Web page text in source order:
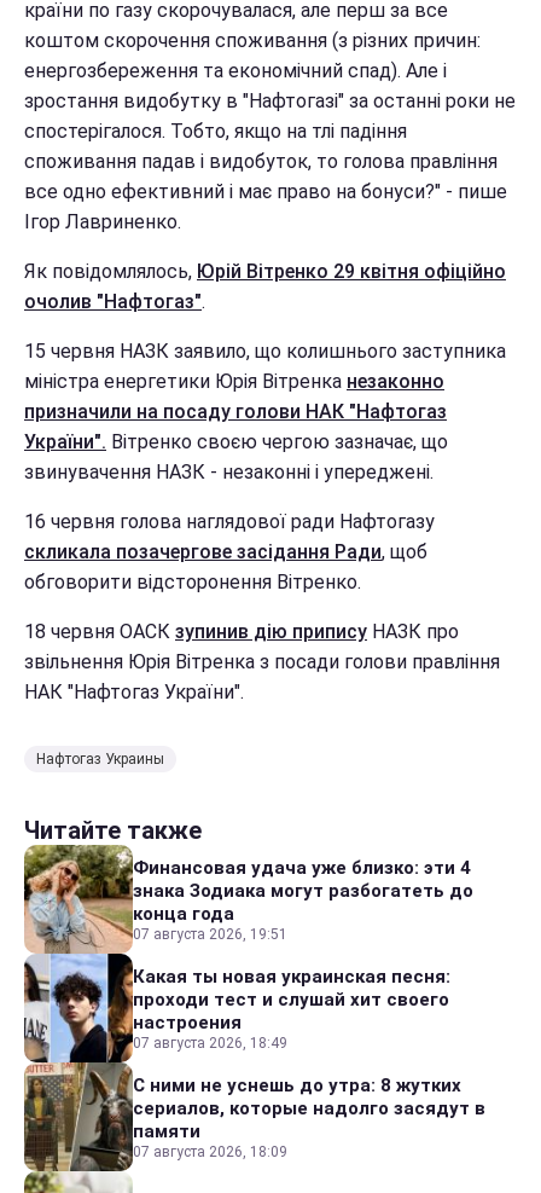
країни по газу скорочувалася, але перш за все
коштом скорочення споживання (з різних причин:
енергозбереження та економічний спад). Але і
зростання видобутку в "Нафтогазі" за останні роки не
спостерігалося. Тобто, якщо на тлі падіння
споживання падав і видобуток, то голова правління
все одно ефективний і має право на бонуси?" - пише
Ігор Лавриненко.
Як повідомлялось, Юрій Вітренко 29 квітня офіційно
очолив "Нафтогаз".
15 червня НАЗК заявило, що колишнього заступника
міністра енергетики Юрія Вітренка незаконно
призначили на посаду голови НАК "Нафтогаз
України". Вітренко своєю чергою зазначає, що
звинувачення НАЗК - незаконні і упереджені.
16 червня голова наглядової ради Нафтогазу
скликала позачергове засідання Ради, щоб
обговорити відсторонення Вітренко.
18 червня ОАСК зупинив дію припису НАЗК про
звільнення Юрія Вітренка з посади голови правління
НАК "Нафтогаз України".
Нафтогаз Украины
Читайте также
Финансовая удача уже близко: эти 4
знака Зодиака могут разбогатеть до
конца года
07 августа 2026, 19:51
Какая ты новая украинская песня:
проходи тест и слушай хит своего
настроения
07 августа 2026, 18:49
С ними не уснешь до утра: 8 жутких
сериалов, которые надолго засядут в
памяти
07 августа 2026, 18:09